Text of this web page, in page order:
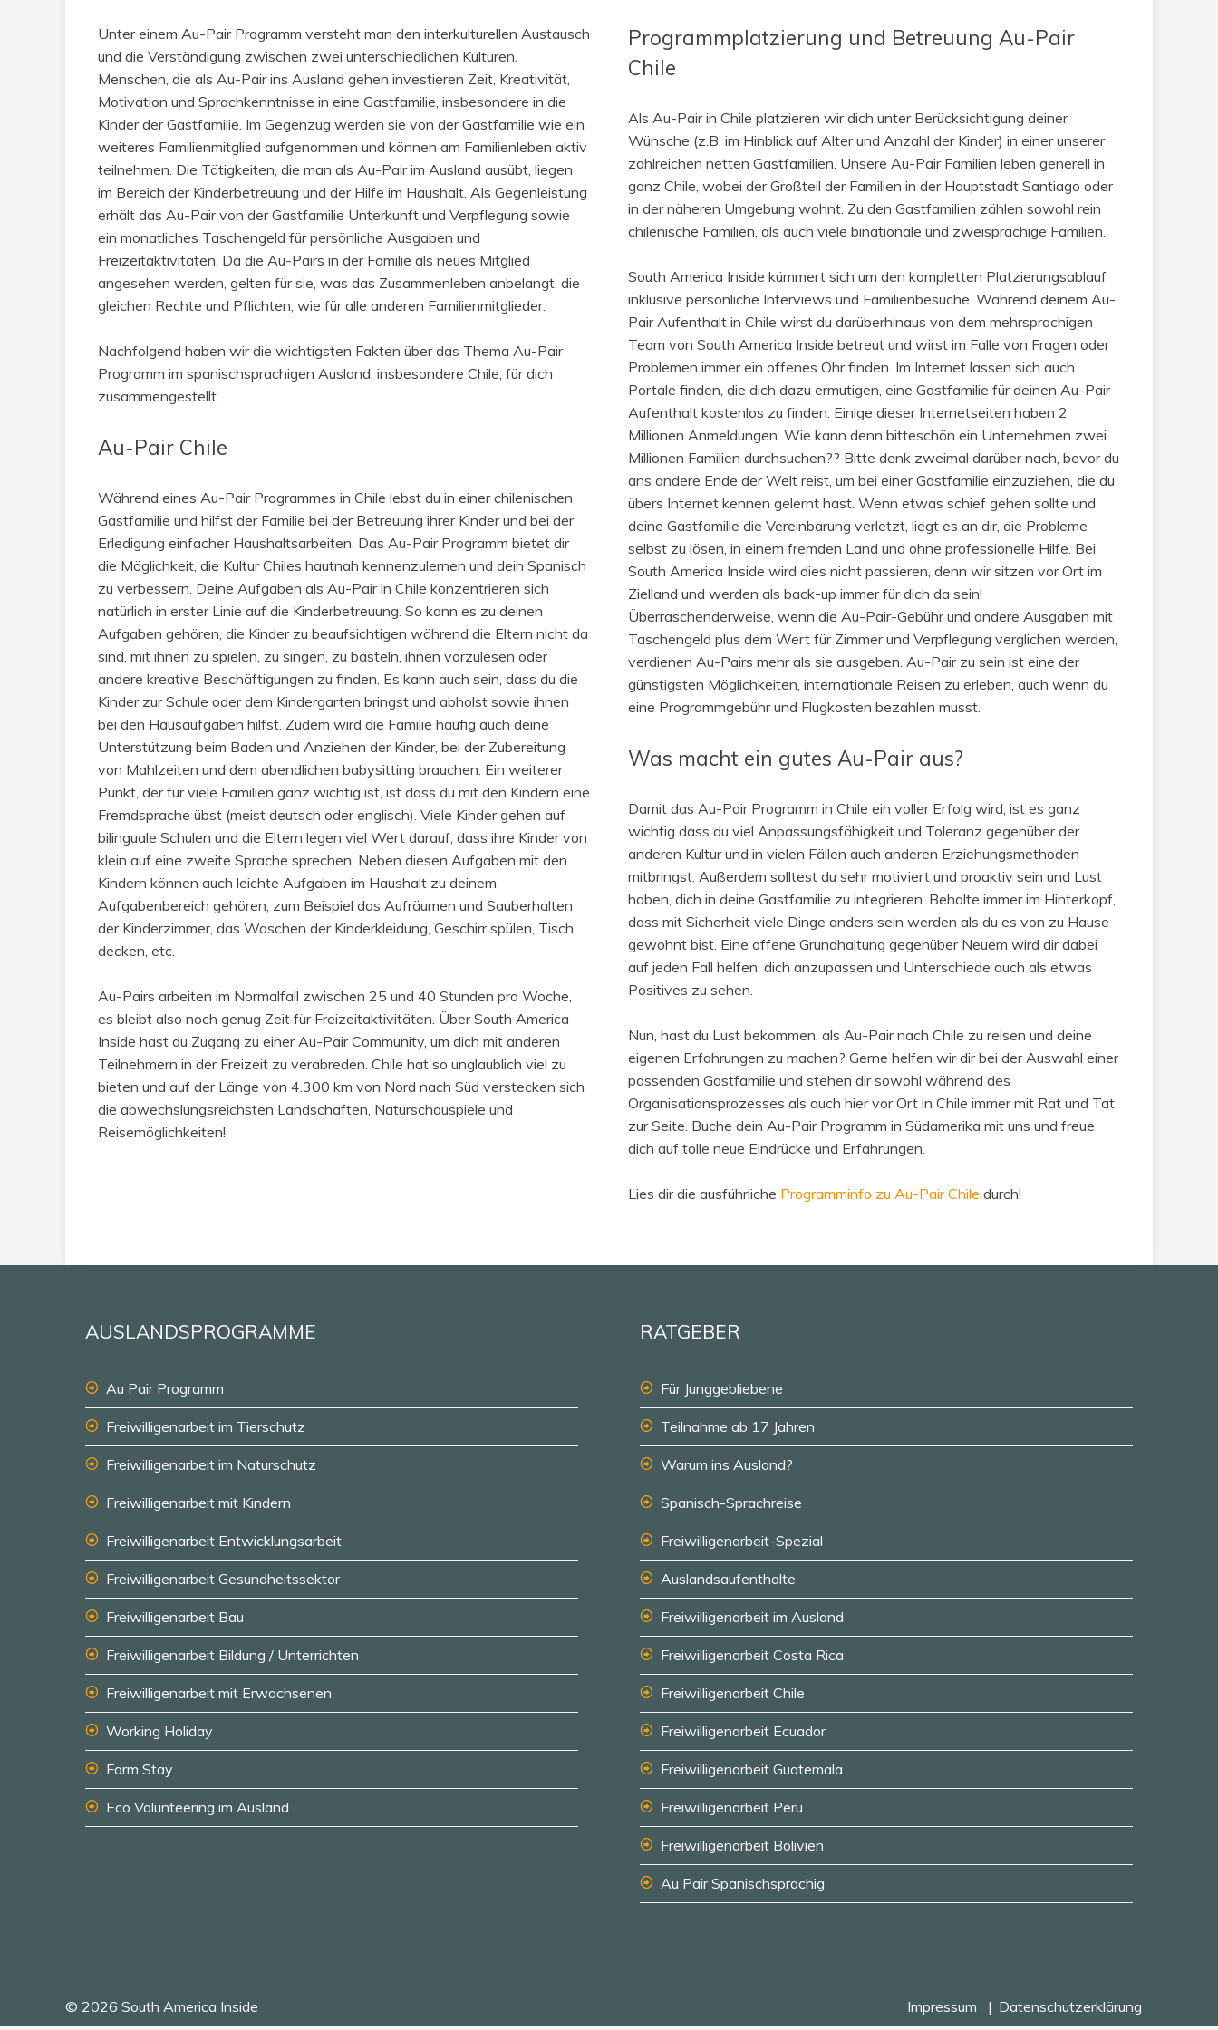
Unter einem Au-Pair Programm versteht man den interkulturellen Austausch
und die Verständigung zwischen zwei unterschiedlichen Kulturen.
Menschen, die als Au-Pair ins Ausland gehen investieren Zeit, Kreativität,
Motivation und Sprachkenntnisse in eine Gastfamilie, insbesondere in die
Kinder der Gastfamilie. Im Gegenzug werden sie von der Gastfamilie wie ein
weiteres Familienmitglied aufgenommen und können am Familienleben aktiv
teilnehmen. Die Tätigkeiten, die man als Au-Pair im Ausland ausübt, liegen
im Bereich der Kinderbetreuung und der Hilfe im Haushalt. Als Gegenleistung
erhält das Au-Pair von der Gastfamilie Unterkunft und Verpflegung sowie
ein monatliches Taschengeld für persönliche Ausgaben und
Freizeitaktivitäten. Da die Au-Pairs in der Familie als neues Mitglied
angesehen werden, gelten für sie, was das Zusammenleben anbelangt, die
gleichen Rechte und Pflichten, wie für alle anderen Familienmitglieder.
Nachfolgend haben wir die wichtigsten Fakten über das Thema Au-Pair
Programm im spanischsprachigen Ausland, insbesondere Chile, für dich
zusammengestellt.
Au-Pair Chile
Während eines Au-Pair Programmes in Chile lebst du in einer chilenischen
Gastfamilie und hilfst der Familie bei der Betreuung ihrer Kinder und bei der
Erledigung einfacher Haushaltsarbeiten. Das Au-Pair Programm bietet dir
die Möglichkeit, die Kultur Chiles hautnah kennenzulernen und dein Spanisch
zu verbessern. Deine Aufgaben als Au-Pair in Chile konzentrieren sich
natürlich in erster Linie auf die Kinderbetreuung. So kann es zu deinen
Aufgaben gehören, die Kinder zu beaufsichtigen während die Eltern nicht da
sind, mit ihnen zu spielen, zu singen, zu basteln, ihnen vorzulesen oder
andere kreative Beschäftigungen zu finden. Es kann auch sein, dass du die
Kinder zur Schule oder dem Kindergarten bringst und abholst sowie ihnen
bei den Hausaufgaben hilfst. Zudem wird die Familie häufig auch deine
Unterstützung beim Baden und Anziehen der Kinder, bei der Zubereitung
von Mahlzeiten und dem abendlichen babysitting brauchen. Ein weiterer
Punkt, der für viele Familien ganz wichtig ist, ist dass du mit den Kindern eine
Fremdsprache übst (meist deutsch oder englisch). Viele Kinder gehen auf
bilinguale Schulen und die Eltern legen viel Wert darauf, dass ihre Kinder von
klein auf eine zweite Sprache sprechen. Neben diesen Aufgaben mit den
Kindern können auch leichte Aufgaben im Haushalt zu deinem
Aufgabenbereich gehören, zum Beispiel das Aufräumen und Sauberhalten
der Kinderzimmer, das Waschen der Kinderkleidung, Geschirr spülen, Tisch
decken, etc.
Au-Pairs arbeiten im Normalfall zwischen 25 und 40 Stunden pro Woche,
es bleibt also noch genug Zeit für Freizeitaktivitäten. Über South America
Inside hast du Zugang zu einer Au-Pair Community, um dich mit anderen
Teilnehmern in der Freizeit zu verabreden. Chile hat so unglaublich viel zu
bieten und auf der Länge von 4.300 km von Nord nach Süd verstecken sich
die abwechslungsreichsten Landschaften, Naturschauspiele und
Reisemöglichkeiten!
Programmplatzierung und Betreuung Au-Pair
Chile
Als Au-Pair in Chile platzieren wir dich unter Berücksichtigung deiner
Wünsche (z.B. im Hinblick auf Alter und Anzahl der Kinder) in einer unserer
zahlreichen netten Gastfamilien. Unsere Au-Pair Familien leben generell in
ganz Chile, wobei der Großteil der Familien in der Hauptstadt Santiago oder
in der näheren Umgebung wohnt. Zu den Gastfamilien zählen sowohl rein
chilenische Familien, als auch viele binationale und zweisprachige Familien.
South America Inside kümmert sich um den kompletten Platzierungsablauf
inklusive persönliche Interviews und Familienbesuche. Während deinem Au-
Pair Aufenthalt in Chile wirst du darüberhinaus von dem mehrsprachigen
Team von South America Inside betreut und wirst im Falle von Fragen oder
Problemen immer ein offenes Ohr finden. Im Internet lassen sich auch
Portale finden, die dich dazu ermutigen, eine Gastfamilie für deinen Au-Pair
Aufenthalt kostenlos zu finden. Einige dieser Internetseiten haben 2
Millionen Anmeldungen. Wie kann denn bitteschön ein Unternehmen zwei
Millionen Familien durchsuchen?? Bitte denk zweimal darüber nach, bevor du
ans andere Ende der Welt reist, um bei einer Gastfamilie einzuziehen, die du
übers Internet kennen gelernt hast. Wenn etwas schief gehen sollte und
deine Gastfamilie die Vereinbarung verletzt, liegt es an dir, die Probleme
selbst zu lösen, in einem fremden Land und ohne professionelle Hilfe. Bei
South America Inside wird dies nicht passieren, denn wir sitzen vor Ort im
Zielland und werden als back-up immer für dich da sein!
Überraschenderweise, wenn die Au-Pair-Gebühr und andere Ausgaben mit
Taschengeld plus dem Wert für Zimmer und Verpflegung verglichen werden,
verdienen Au-Pairs mehr als sie ausgeben. Au-Pair zu sein ist eine der
günstigsten Möglichkeiten, internationale Reisen zu erleben, auch wenn du
eine Programmgebühr und Flugkosten bezahlen musst.
Was macht ein gutes Au-Pair aus?
Damit das Au-Pair Programm in Chile ein voller Erfolg wird, ist es ganz
wichtig dass du viel Anpassungsfähigkeit und Toleranz gegenüber der
anderen Kultur und in vielen Fällen auch anderen Erziehungsmethoden
mitbringst. Außerdem solltest du sehr motiviert und proaktiv sein und Lust
haben, dich in deine Gastfamilie zu integrieren. Behalte immer im Hinterkopf,
dass mit Sicherheit viele Dinge anders sein werden als du es von zu Hause
gewohnt bist. Eine offene Grundhaltung gegenüber Neuem wird dir dabei
auf jeden Fall helfen, dich anzupassen und Unterschiede auch als etwas
Positives zu sehen.
Nun, hast du Lust bekommen, als Au-Pair nach Chile zu reisen und deine
eigenen Erfahrungen zu machen? Gerne helfen wir dir bei der Auswahl einer
passenden Gastfamilie und stehen dir sowohl während des
Organisationsprozesses als auch hier vor Ort in Chile immer mit Rat und Tat
zur Seite. Buche dein Au-Pair Programm in Südamerika mit uns und freue
dich auf tolle neue Eindrücke und Erfahrungen.
Lies dir die ausführliche Programminfo zu Au-Pair Chile durch!
AUSLANDSPROGRAMME
Au Pair Programm
Freiwilligenarbeit im Tierschutz
Freiwilligenarbeit im Naturschutz
Freiwilligenarbeit mit Kindern
Freiwilligenarbeit Entwicklungsarbeit
Freiwilligenarbeit Gesundheitssektor
Freiwilligenarbeit Bau
Freiwilligenarbeit Bildung / Unterrichten
Freiwilligenarbeit mit Erwachsenen
Working Holiday
Farm Stay
Eco Volunteering im Ausland
RATGEBER
Für Junggebliebene
Teilnahme ab 17 Jahren
Warum ins Ausland?
Spanisch-Sprachreise
Freiwilligenarbeit-Spezial
Auslandsaufenthalte
Freiwilligenarbeit im Ausland
Freiwilligenarbeit Costa Rica
Freiwilligenarbeit Chile
Freiwilligenarbeit Ecuador
Freiwilligenarbeit Guatemala
Freiwilligenarbeit Peru
Freiwilligenarbeit Bolivien
Au Pair Spanischsprachig
© 2026 South America Inside Impressum Datenschutzerklärung